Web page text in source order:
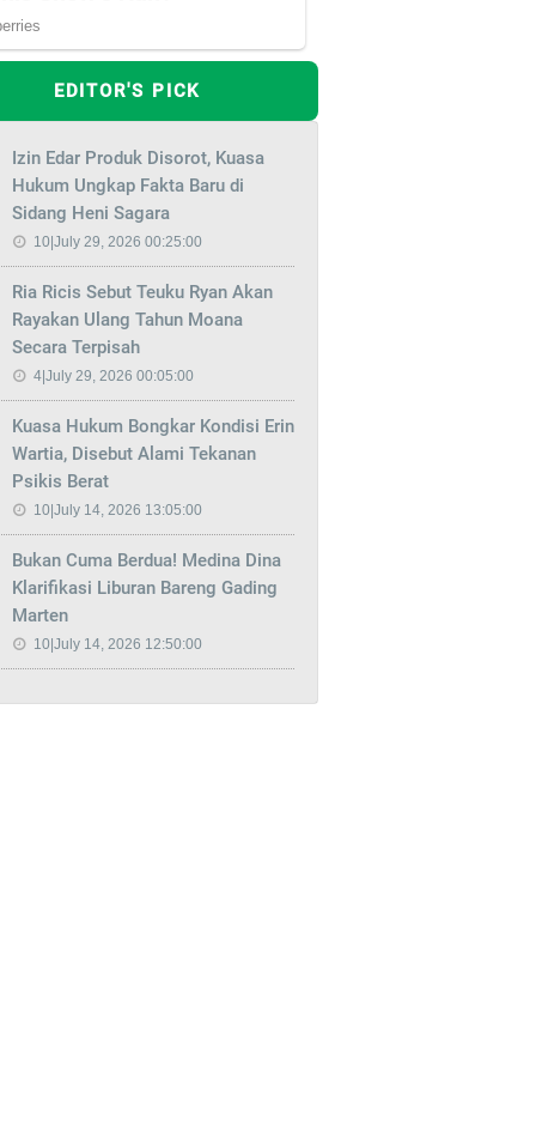
EDITOR'S PICK
Izin Edar Produk Disorot, Kuasa
Hukum Ungkap Fakta Baru di
Sidang Heni Sagara
10|July 29, 2026 00:25:00
Ria Ricis Sebut Teuku Ryan Akan
Rayakan Ulang Tahun Moana
Secara Terpisah
4|July 29, 2026 00:05:00
Kuasa Hukum Bongkar Kondisi Erin
Wartia, Disebut Alami Tekanan
Psikis Berat
10|July 14, 2026 13:05:00
Bukan Cuma Berdua! Medina Dina
Klarifikasi Liburan Bareng Gading
Marten
10|July 14, 2026 12:50:00